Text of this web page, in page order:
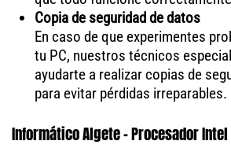
Copia de seguridad de datos
En caso de que experimentes
tu PC, nuestros técnicos
ayudarte a realizar copias de
para evitar pérdidas irreparables.
Informático Algete - Procesador Intel